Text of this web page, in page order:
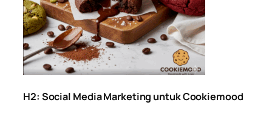
H2: Social Media Marketing untuk Cookiemood